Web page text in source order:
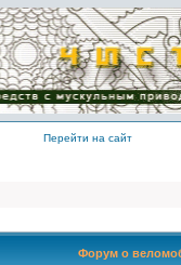
Перейти на сайт
Форум о